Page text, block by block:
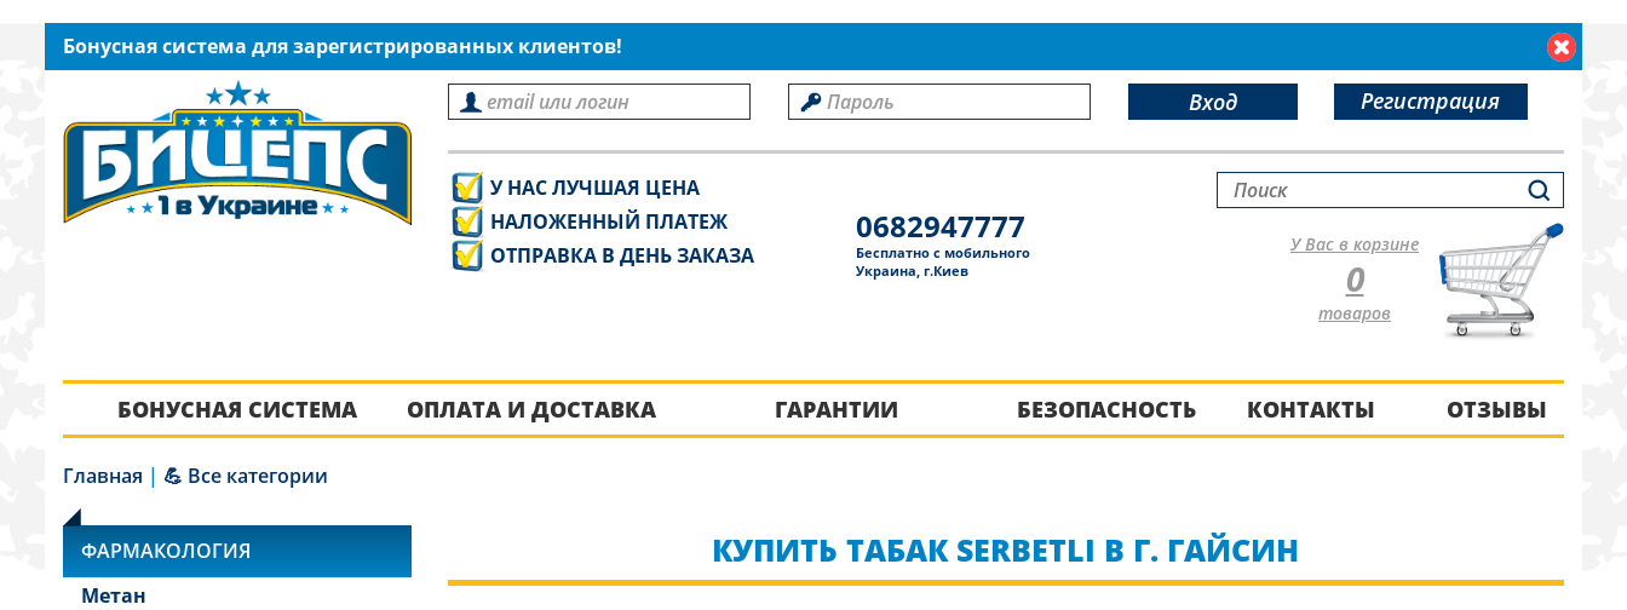
Бонусная система для зарегистрированных клиентов!
Вход Регистрация
У НАС ЛУЧШАЯ ЦЕНА
НАЛОЖЕННЫЙ ПЛАТЕЖ
ОТПРАВКА В ДЕНЬ ЗАКАЗА
0682947777
Бесплатно с мобильного
Украина, г.Киев
У Вас в корзине
0
товаров
БОНУСНАЯ СИСТЕМА ОПЛАТА И ДОСТАВКА ГАРАНТИИ БЕЗОПАСНОСТЬ КОНТАКТЫ ОТЗЫВЫ
Главная | 💪 Все категории
ФАРМАКОЛОГИЯ
Метан
КУПИТЬ ТАБАК SERBETLI В Г. ГАЙСИН